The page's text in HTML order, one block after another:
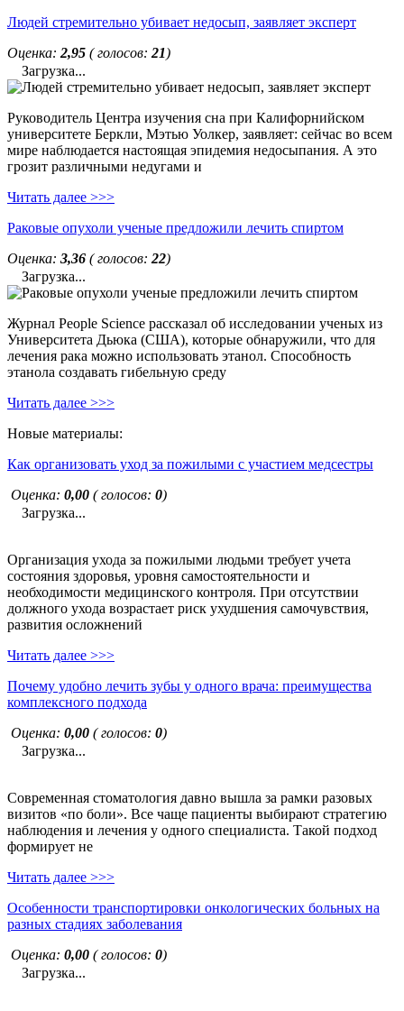
Людей стремительно убивает недосып, заявляет эксперт
Оценка: 2,95 ( голосов: 21)
Загрузка...
Руководитель Центра изучения сна при Калифорнийском
университете Беркли, Мэтью Уолкер, заявляет: сейчас во всем
мире наблюдается настоящая эпидемия недосыпания. А это
грозит различными недугами и
Читать далее >>>
Раковые опухоли ученые предложили лечить спиртом
Оценка: 3,36 ( голосов: 22)
Загрузка...
Журнал People Science рассказал об исследовании ученых из
Университета Дьюка (США), которые обнаружили, что для
лечения рака можно использовать этанол. Способность
этанола создавать гибельную среду
Читать далее >>>
Новые материалы:
Как организовать уход за пожилыми с участием медсестры
Оценка: 0,00 ( голосов: 0)
Загрузка...
Организация ухода за пожилыми людьми требует учета
состояния здоровья, уровня самостоятельности и
необходимости медицинского контроля. При отсутствии
должного ухода возрастает риск ухудшения самочувствия,
развития осложнений
Читать далее >>>
Почему удобно лечить зубы у одного врача: преимущества
комплексного подхода
Оценка: 0,00 ( голосов: 0)
Загрузка...
Современная стоматология давно вышла за рамки разовых
визитов «по боли». Все чаще пациенты выбирают стратегию
наблюдения и лечения у одного специалиста. Такой подход
формирует не
Читать далее >>>
Особенности транспортировки онкологических больных на
разных стадиях заболевания
Оценка: 0,00 ( голосов: 0)
Загрузка...